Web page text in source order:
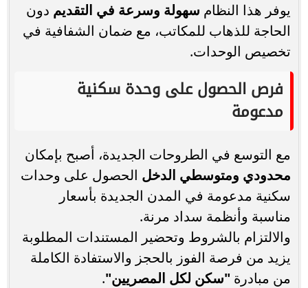
يوفر هذا النظام سهولة وسرعة في التقديم دون
الحاجة للذهاب للمكاتب، مع ضمان الشفافية في
تخصيص الوحدات.
فرص الحصول على وحدة سكنية
مدعومة
مع التوسع في الطروحات الجديدة، أصبح بإمكان
محدودي ومتوسطي الدخل الحصول على وحدات
سكنية مدعومة في المدن الجديدة بأسعار
مناسبة وأنظمة سداد مرنة.
والالتزام بالشروط وتحضير المستندات المطلوبة
يزيد من فرصة الفوز بالحجز والاستفادة الكاملة
من مبادرة "سكن لكل المصريين".